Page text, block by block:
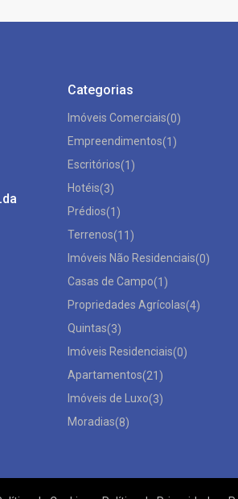
Categorias
Imóveis Comerciais(0)
Empreendimentos(1)
Escritórios(1)
Hotéis(3)
Prédios(1)
Terrenos(11)
Imóveis Não Residenciais(0)
Casas de Campo(1)
Propriedades Agrícolas(4)
Quintas(3)
Imóveis Residenciais(0)
Apartamentos(21)
Imóveis de Luxo(3)
Moradias(8)